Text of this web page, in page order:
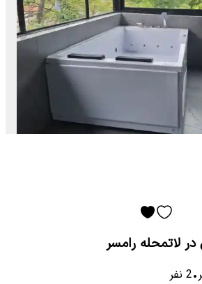
لاتمحله رامسر
•
2 نفر